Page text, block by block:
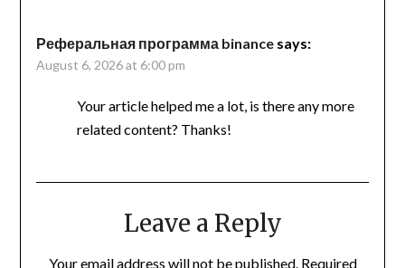
Реферальная программа binance says:
August 6, 2026 at 6:00 pm
Your article helped me a lot, is there any more
related content? Thanks!
Leave a Reply
Your email address will not be published. Required